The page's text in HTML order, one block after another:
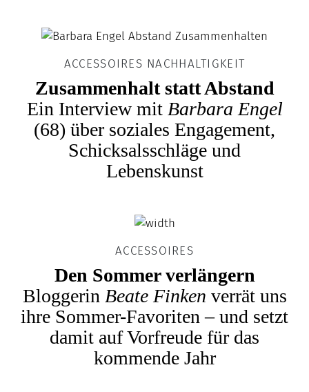
ACCESSOIRES NACHHALTIGKEIT
Zusammenhalt statt Abstand
Ein Interview mit Barbara Engel
(68) über soziales Engagement,
Schicksalsschläge und
Lebenskunst
ACCESSOIRES
Den Sommer verlängern
Bloggerin Beate Finken verrät uns
ihre Sommer-Favoriten – und setzt
damit auf Vorfreude für das
kommende Jahr